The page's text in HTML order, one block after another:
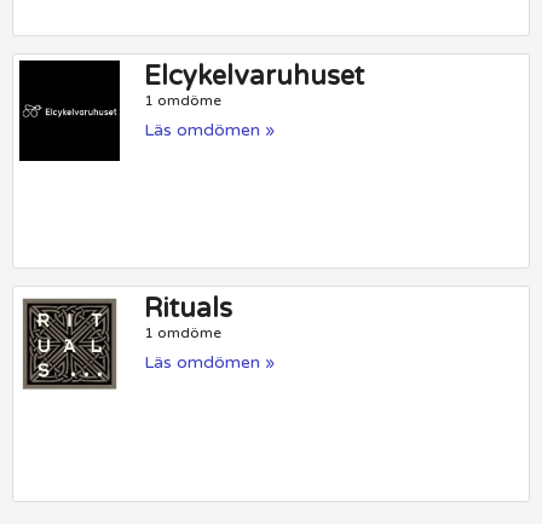
Elcykelvaruhuset
1 omdöme
Läs omdömen »
Rituals
1 omdöme
Läs omdömen »